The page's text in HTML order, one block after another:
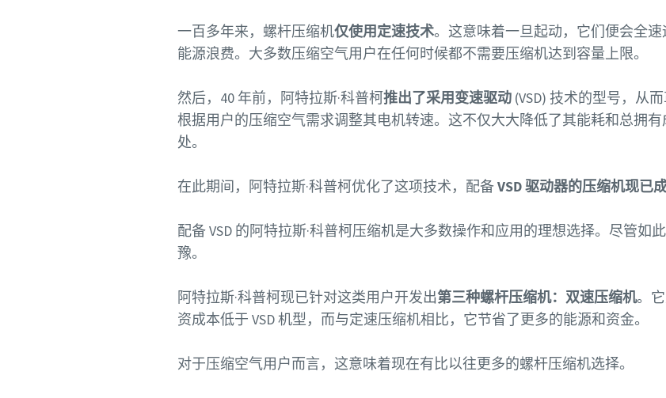
一百多年来，螺杆压缩机仅使用定速技术。这意味着一旦起动，它们便会全
能源浪费。大多数压缩空气用户在任何时候都不需要压缩机达到容量上限。
然后，40 年前，阿特拉斯·科普柯推出了采用变速驱动 (VSD) 技术的型号，从
根据用户的压缩空气需求调整其电机转速。这不仅大大降低了其能耗和总拥
处。
在此期间，阿特拉斯·科普柯优化了这项技术，配备VSD 驱动器的压缩机现已
配备 VSD 的阿特拉斯·科普柯压缩机是大多数操作和应用的理想选择。尽管如
豫。
阿特拉斯·科普柯现已针对这类用户开发出第三种螺杆压缩机：双速压缩机。
资成本低于 VSD 机型，而与定速压缩机相比，它节省了更多的能源和资金。
对于压缩空气用户而言，这意味着现在有比以往更多的螺杆压缩机选择。